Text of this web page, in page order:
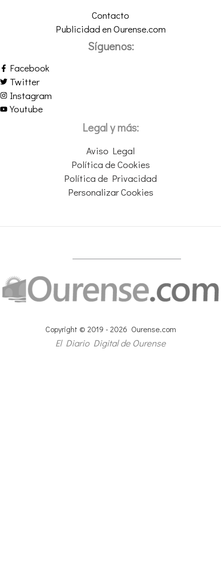
Contacto
Publicidad en Ourense.com
Síguenos:
Facebook
Twitter
Instagram
Youtube
Legal y más:
Aviso Legal
Política de Cookies
Política de Privacidad
Personalizar Cookies
Copyright © 2019 - 2026 Ourense.com
El Diario Digital de Ourense